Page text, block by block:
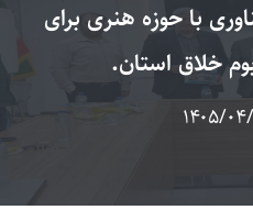
با حوزه هنری برای
خلاق استان.
۰۴/۱۰